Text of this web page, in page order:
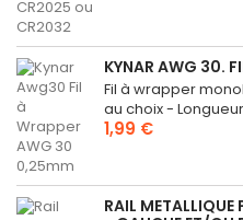
KYNAR AWG 30.
Fil à wrapper
au choix -
1,99 €
RAIL